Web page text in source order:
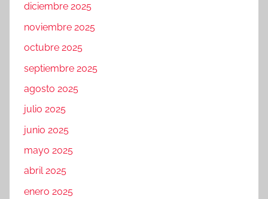
diciembre 2025
noviembre 2025
octubre 2025
septiembre 2025
agosto 2025
julio 2025
junio 2025
mayo 2025
abril 2025
enero 2025